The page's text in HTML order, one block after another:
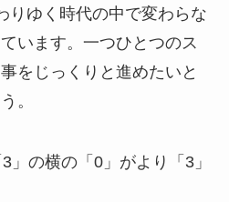
りゆく時代の中で変わらな
います。一つひとつのス
をじっくりと進めたいと
。
」の横の「0」がより「3」